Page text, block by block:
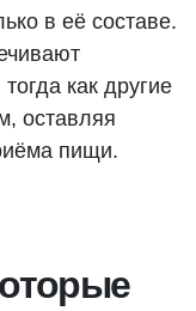
в её составе.
как другие
оставляя
пищи.